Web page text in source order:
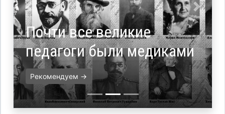
Почти все великие
педагоги были медиками
Рекомендуем →
Назад Вперед